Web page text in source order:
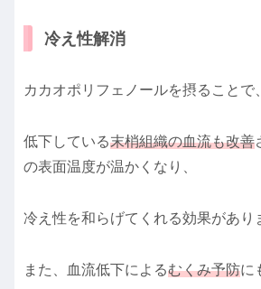
冷え性解消
カカオポリフェノールを摂ることで、
低下している末梢組織の血流も改善
の表面温度が温かくなり、
冷え性を和らげてくれる効果があり
また、血流低下によるむくみ予防に